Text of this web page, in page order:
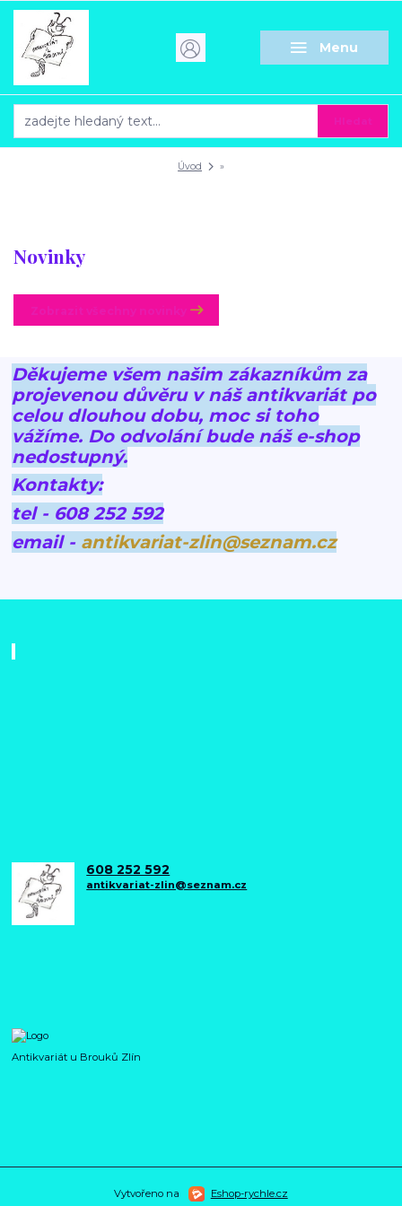
Menu
Úvod »
Novinky
Děkujeme všem našim zákazníkům za
projevenou důvěru v náš antikvariát po
celou dlouhou dobu, moc si toho
vážíme. Do odvolání bude náš e-shop
nedostupný.
Kontakty:
tel - 608 252 592
email - antikvariat-zlin@seznam.cz
608 252 592
antikvariat-zlin@seznam.cz
Antikvariát u Brouků Zlín
Vytvořeno na Eshop-rychle.cz